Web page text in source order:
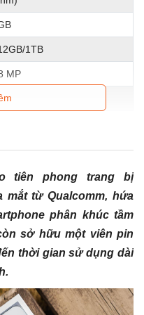
1TB
MP
90W, Si/C Li-Ion
Green, Harry Potter
HyperOS 2
/ HSPA / CDMA2000 /
tiên phong trang bị
mắt từ Qualcomm, hứa
phân khúc tầm
sở hữu một viên pin
thời gian sử dụng dài